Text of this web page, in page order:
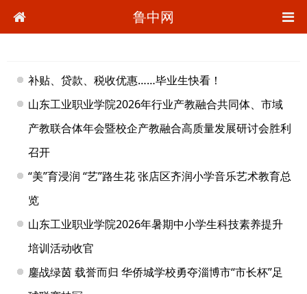
鲁中网
补贴、贷款、税收优惠……毕业生快看！
山东工业职业学院2026年行业产教融合共同体、市域
产教联合体年会暨校企产教融合高质量发展研讨会胜利
召开
“美”育浸润 “艺”路生花 张店区齐润小学音乐艺术教育总
览
山东工业职业学院2026年暑期中小学生科技素养提升
培训活动收官
鏖战绿茵 载誉而归 华侨城学校勇夺淄博市“市长杯”足